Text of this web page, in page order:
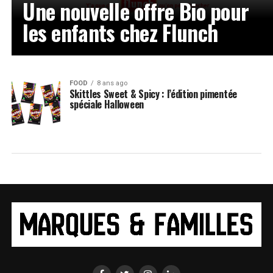
Une nouvelle offre Bio pour
les enfants chez Flunch
FOOD 8 ans ago
Skittles Sweet & Spicy : l’édition pimentée
spéciale Halloween